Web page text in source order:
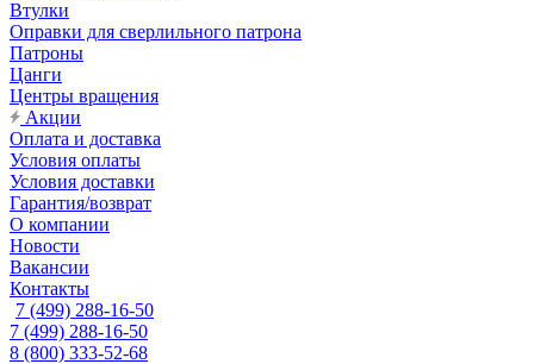
Втулки
Оправки для сверлильного патрона
Патроны
Цанги
Центры вращения
Акции
Оплата и доставка
Условия оплаты
Условия доставки
Гарантия/возврат
О компании
Новости
Вакансии
Контакты
7 (499) 288-16-50
7 (499) 288-16-50
8 (800) 333-52-68